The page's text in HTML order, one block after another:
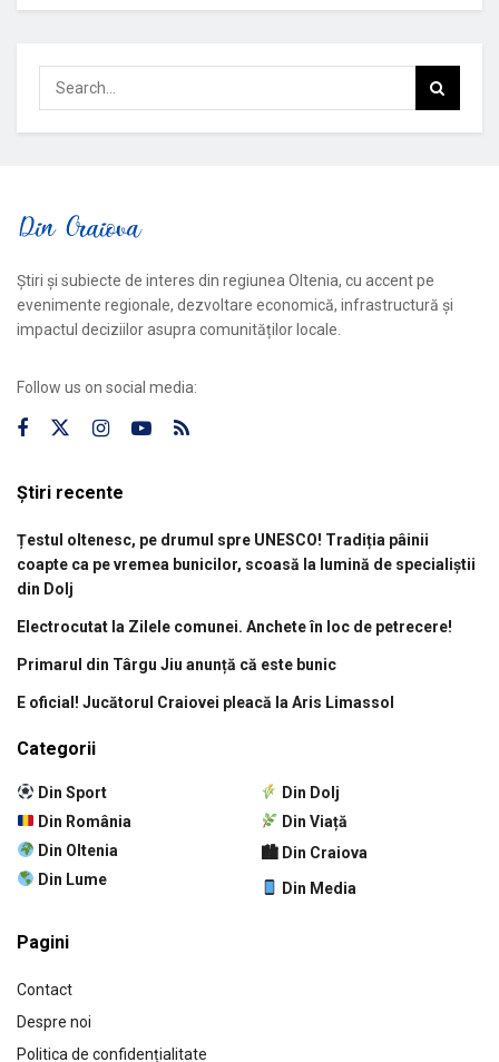
Știri și subiecte de interes din regiunea Oltenia, cu accent pe
evenimente regionale, dezvoltare economică, infrastructură și
impactul deciziilor asupra comunităților locale.
Follow us on social media:
Știri recente
Țestul oltenesc, pe drumul spre UNESCO! Tradiția pâinii
coapte ca pe vremea bunicilor, scoasă la lumină de specialiștii
din Dolj
Electrocutat la Zilele comunei. Anchete în loc de petrecere!
Primarul din Târgu Jiu anunță că este bunic
E oficial! Jucătorul Craiovei pleacă la Aris Limassol
Categorii
Din Sport
Din România
Din Oltenia
Din Lume
Din Dolj
Din Viață
🏙 Din Craiova
Din Media
Pagini
Contact
Despre noi
Politica de confidențialitate